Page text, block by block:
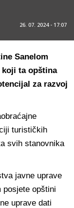
26. 07. 2024 - 17:07
Sanelom
koji ta opština
za razvoj
turističkih
svih stanovnika
javne uprave
posjete opštini
uprave dati